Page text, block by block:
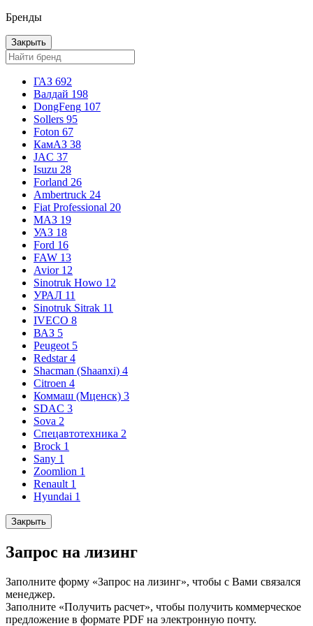
Бренды
Закрыть
ГАЗ 692
Валдай 198
DongFeng 107
Sollers 95
Foton 67
КамАЗ 38
JAC 37
Isuzu 28
Forland 26
Ambertruck 24
Fiat Professional 20
МАЗ 19
УАЗ 18
Ford 16
FAW 13
Avior 12
Sinotruk Howo 12
УРАЛ 11
Sinotruk Sitrak 11
IVECO 8
ВАЗ 5
Peugeot 5
Redstar 4
Shacman (Shaanxi) 4
Citroen 4
Коммаш (Мценск) 3
SDAC 3
Sova 2
Спецавтотехника 2
Brock 1
Sany 1
Zoomlion 1
Renault 1
Hyundai 1
Закрыть
Запрос на лизинг
Заполните форму «Запрос на лизинг», чтобы с Вами связался
менеджер.
Заполните «Получить расчет», чтобы получить коммерческое
предложение в формате PDF на электронную почту.